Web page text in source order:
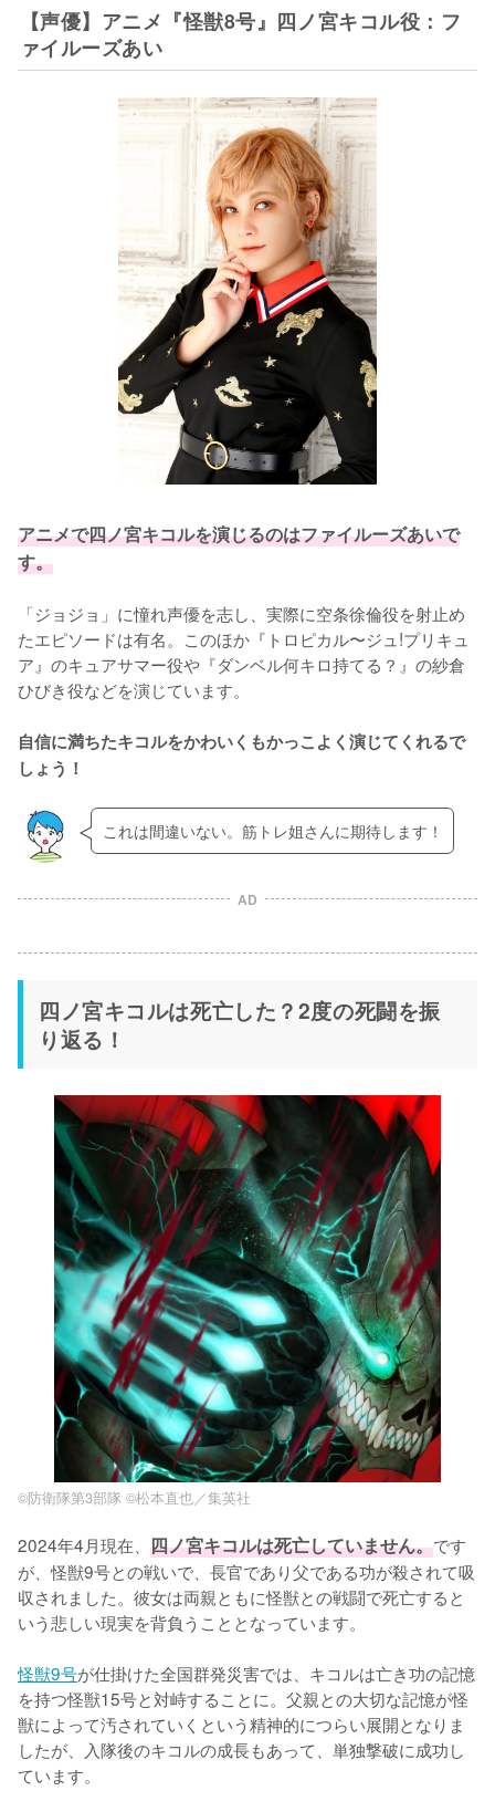
【声優】アニメ『怪獣8号』四ノ宮キコル役：フ
ァイルーズあい
アニメで四ノ宮キコルを演じるのはファイルーズあいで
す。
「ジョジョ」に憧れ声優を志し、実際に空条徐倫役を射止め
たエピソードは有名。このほか『トロピカル〜ジュ!プリキュ
ア』のキュアサマー役や『ダンベル何キロ持てる？』の紗倉
ひびき役などを演じています。
自信に満ちたキコルをかわいくもかっこよく演じてくれるで
しょう！
これは間違いない。筋トレ姐さんに期待します！
AD
四ノ宮キコルは死亡した？2度の死闘を振
り返る！
©防衛隊第3部隊 ©松本直也／集英社
2024年4月現在、 四ノ宮キコルは死亡していません。です
が、怪獣9号との戦いで、長官であり父である功が殺されて吸
収されました。彼女は両親ともに怪獣との戦闘で死亡すると
いう悲しい現実を背負うこととなっています。
怪獣9号が仕掛けた全国群発災害では、キコルは亡き功の記憶
を持つ怪獣15号と対峙することに。父親との大切な記憶が怪
獣によって汚されていくという精神的につらい展開となりま
したが、入隊後のキコルの成長もあって、単独撃破に成功し
ています。